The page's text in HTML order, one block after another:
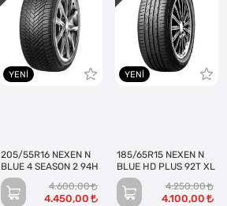
YENI
205/55R16 NEXEN N
BLUE 4 SEASON 2 94H
4.600,00
4.450,00
YENI
185/65R15 NEXEN N
BLUE HD PLUS 92T XL
4.250,00
4.100,00